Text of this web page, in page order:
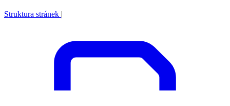
Struktura stránek |